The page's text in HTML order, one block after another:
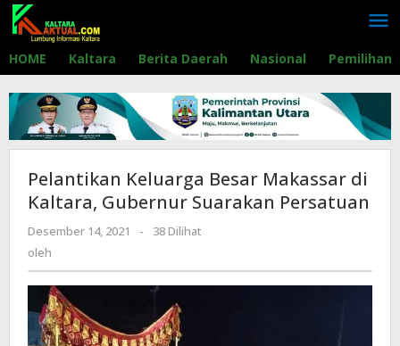
Lewati
konten
HOME Kaltara Berita Daerah Nasional Pemilihan
Pelantikan Keluarga Besar Makassar di
Kaltara, Gubernur Suarakan Persatuan
Desember 14, 2021 oleh
-
38 Dilihat
oleh